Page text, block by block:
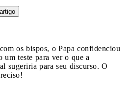
os bispos, o Papa confidenciou
um teste para ver o que a
sugeriria para seu discurso. O